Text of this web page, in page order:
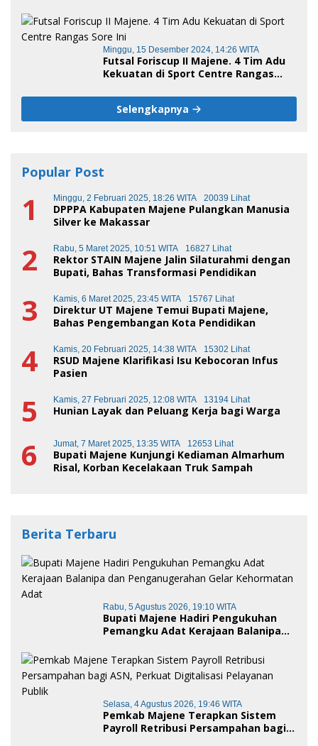
Minggu, 15 Desember 2024, 14:26 WITA
Futsal Foriscup II Majene. 4 Tim Adu
Kekuatan di Sport Centre Rangas
Selengkapnya
Popular Post
1 Minggu, 2 Februari 2025, 18:26 WITA 20039 Lihat
DPPPA Kabupaten Majene Pulangkan Manusia
Silver ke Makassar
2 Rabu, 5 Maret 2025, 10:51 WITA 16827 Lihat
Rektor STAIN Majene Jalin Silaturahmi dengan
Bupati, Bahas Transformasi Pendidikan
3 Kamis, 6 Maret 2025, 23:45 WITA 15767 Lihat
Direktur UT Majene Temui Bupati Majene,
Bahas Pengembangan Kota Pendidikan
4 Kamis, 20 Februari 2025, 14:38 WITA 15302 Lihat
RSUD Majene Klarifikasi Isu Kebocoran Infus
Pasien
5 Kamis, 27 Februari 2025, 12:08 WITA 13194 Lihat
Hunian Layak dan Peluang Kerja bagi Warga
6 Jumat, 7 Maret 2025, 13:35 WITA 12653 Lihat
Bupati Majene Kunjungi Kediaman Almarhum
Risal, Korban Kecelakaan Truk Sampah
Berita Terbaru
Rabu, 5 Agustus 2026, 19:10 WITA
Bupati Majene Hadiri Pengukuhan
Pemangku Adat Kerajaan Balanipa
Kehormatan Adat
Selasa, 4 Agustus 2026, 19:46 WITA
Pemkab Majene Terapkan Sistem
Payroll Retribusi Persampahan bagi